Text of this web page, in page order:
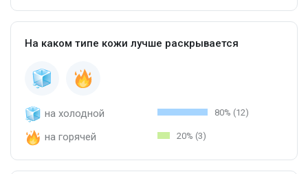
На каком типе кожи лучше раскрывается
на холодной 80% (12)
на горячей 20% (3)